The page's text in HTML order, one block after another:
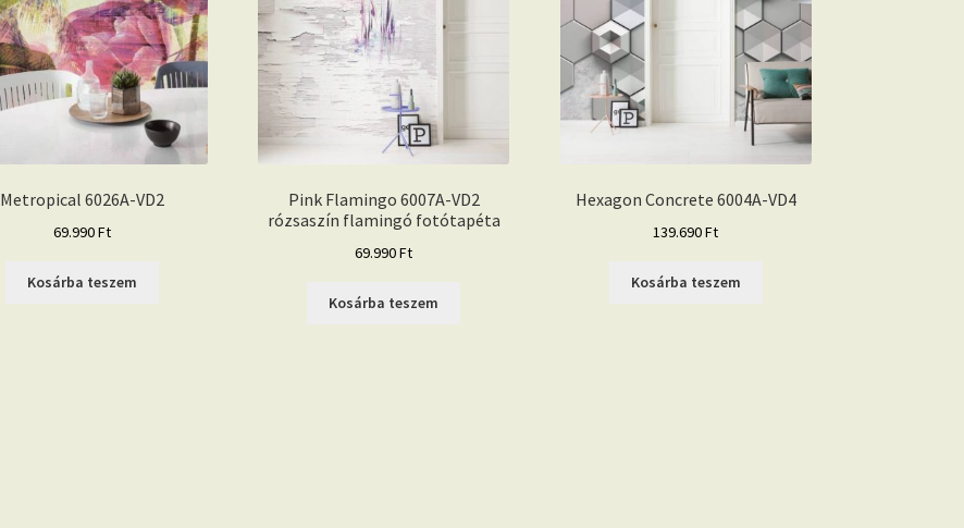
Metropical 6026A-VD2
69.990Ft
Kosárba teszem
Pink Flamingo 6007A-VD2
rózsaszín flamingó fotótapéta
69.990Ft
Kosárba teszem
Hexagon Concrete 6004A-VD4
139.690Ft
Kosárba teszem